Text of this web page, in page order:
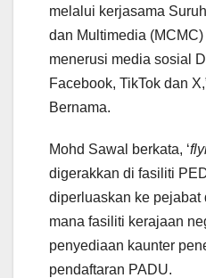
melalui kerjasama
dan Multimedia
menerusi media sosial
Facebook, TikTok dan
Bernama.
Mohd Sawal berkata, ‘
digerakkan di fasiliti
diperluaskan ke pejabat
mana fasiliti kerajaan
penyediaan kaunter
pendaftaran PADU.